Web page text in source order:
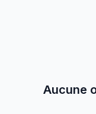
Aucune